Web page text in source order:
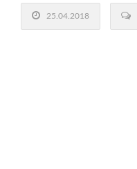
25.04.2018